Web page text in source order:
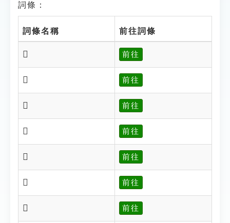
詞條：
詞條名稱 前往詞條
𠕞 前往
𠕟 前往
𠕠 前往
𠕢 前往
𠕣 前往
𠕥 前往
𠕦 前往